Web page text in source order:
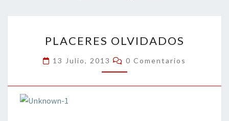
OLVIDADOS
PLACERES OLVIDADOS
13 Julio, 2013 Comentarios
0 Comentarios